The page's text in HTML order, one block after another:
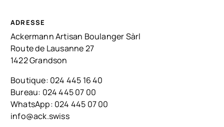
ADRESSE
Ackermann Artisan Boulanger Sàrl
Route de Lausanne 27
1422 Grandson
Boutique: 024 445 16 40
Bureau: 024 445 07 00
WhatsApp: 024 445 07 00
info@ack.swiss